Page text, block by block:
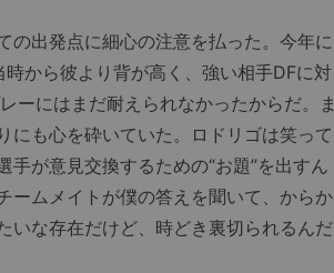
出発点に細心の注意を払った。今年に
から彼より背が高く、強い相手DFに対
ーにはまだ耐えられなかったからだ。ま
にも心を砕いていた。ロドリゴは笑って
が意見交換するための“お題”を出すん
ームメイトが僕の答えを聞いて、からか
いな存在だけど、時どき裏切られるんだ